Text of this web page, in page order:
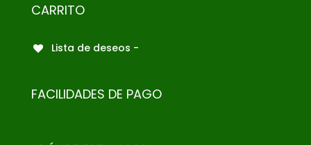
CARRITO
Lista de deseos -
FACILIDADES DE PAGO